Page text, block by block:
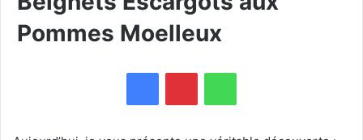
Pommes Moelleux
WhatsApp